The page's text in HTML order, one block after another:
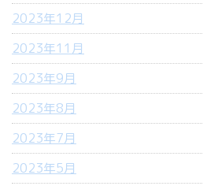
2023年12月
2023年11月
2023年9月
2023年8月
2023年7月
2023年5月